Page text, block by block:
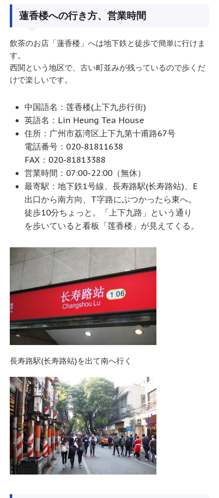
蓮香楼への行き方、営業時間
飲茶のお店「蓮香楼」へは地下鉄と徒歩で簡単に行けま
す。
西関という地区で、古い町並みが残っているので歩くだ
けで楽しいです。
中国語名：莲香楼(上下九步行街)
英語名：Lin Heung Tea House
住所：广州市荔湾区上下九第十甫路67号
電話番号：020-81811638
FAX：020-81813388
営業時間：07:00-22:00（無休）
最寄駅：地下鉄1号線、長寿路駅(长寿路站)、E
出口から南方向、T字路にぶつかったら東へ。
徒歩10分ちょっと。「上下九路」という通り
を歩いていると看板「莲香楼」が見えてくる。
長寿路駅(长寿路站)を出て南へ行く